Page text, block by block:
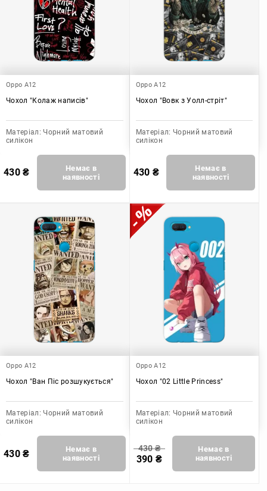
Oppo A12
Чохол "Колаж написів"
Матеріал: Чорний матовий
силікон
430₴
Немає в
наявності
Oppo A12
Чохол "Вовк з Уолл-стріт"
Матеріал: Чорний матовий
силікон
430 ₴
Немає в
наявності
Oppo A12
Чохол "Ван Піс розшукується"
Матеріал: Чорний матовий
силікон
430₴
Немає в
наявності
Oppo A12
Чохол "02 Little Princess"
Матеріал: Чорний матовий
силікон
430₴
390 ₴
Немає в
наявності